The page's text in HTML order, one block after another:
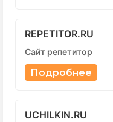
REPETITOR.RU
Сайт репетитор
Подробнее
UCHILKIN.RU